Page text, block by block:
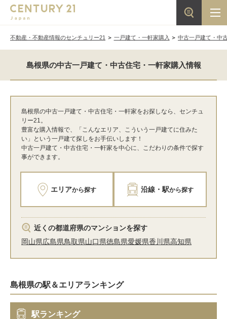
不動産・不動産情報のセンチュリー21 一戸建て・一軒家購入 中古一戸建て・中
島根県の中古一戸建て・中古住宅・一軒家購入情報
島根県の中古一戸建て・中古住宅・一軒家をお探しなら、センチュ
リー21。
豊富な購入情報で、「こんなエリア、こういう一戸建てに住みた
い」という一戸建て探しをお手伝いします！
中古一戸建て・中古住宅・一軒家を中心に、こだわりの条件で探す
事ができます。
エリアから探す 沿線・駅から探す
近くの都道府県のマンションを探す
岡山県広島県鳥取県山口県徳島県愛媛県香川県高知県
島根県の駅＆エリアランキング
駅ランキング